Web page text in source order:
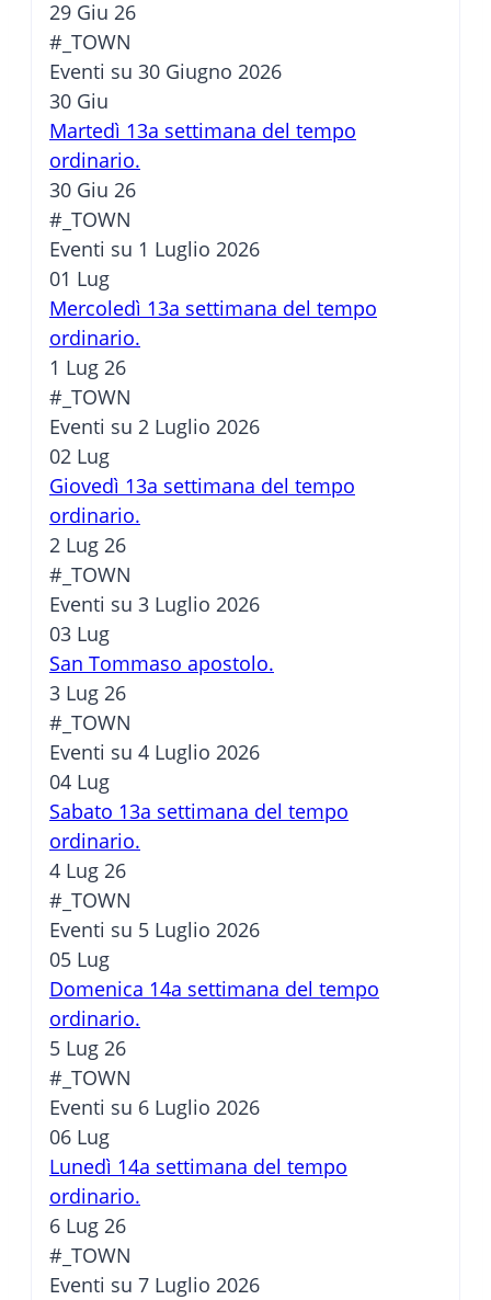
29 Giu 26
#_TOWN
Eventi su 30 Giugno 2026
30 Giu
Martedì 13a settimana del tempo
ordinario.
30 Giu 26
#_TOWN
Eventi su 1 Luglio 2026
01 Lug
Mercoledì 13a settimana del tempo
ordinario.
1 Lug 26
#_TOWN
Eventi su 2 Luglio 2026
02 Lug
Giovedì 13a settimana del tempo
ordinario.
2 Lug 26
#_TOWN
Eventi su 3 Luglio 2026
03 Lug
San Tommaso apostolo.
3 Lug 26
#_TOWN
Eventi su 4 Luglio 2026
04 Lug
Sabato 13a settimana del tempo
ordinario.
4 Lug 26
#_TOWN
Eventi su 5 Luglio 2026
05 Lug
Domenica 14a settimana del tempo
ordinario.
5 Lug 26
#_TOWN
Eventi su 6 Luglio 2026
06 Lug
Lunedì 14a settimana del tempo
ordinario.
6 Lug 26
#_TOWN
Eventi su 7 Luglio 2026